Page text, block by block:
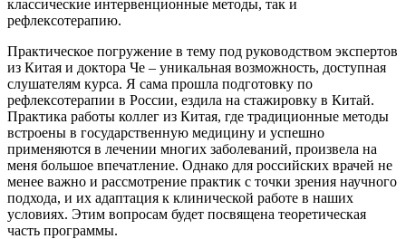
классические интервенционные методы, так и
рефлексотерапию.
Практическое погружение в тему под руководством экспертов
из Китая и доктора Че – уникальная возможность, доступная
слушателям курса. Я сама прошла подготовку по
рефлексотерапии в России, ездила на стажировку в Китай.
Практика работы коллег из Китая, где традиционные методы
встроены в государственную медицину и успешно
применяются в лечении многих заболеваний, произвела на
меня большое впечатление. Однако для российских врачей не
менее важно и рассмотрение практик с точки зрения научного
подхода, и их адаптация к клинической работе в наших
условиях. Этим вопросам будет посвящена теоретическая
часть программы.